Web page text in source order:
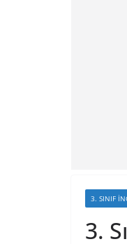
3. SINIF
3.